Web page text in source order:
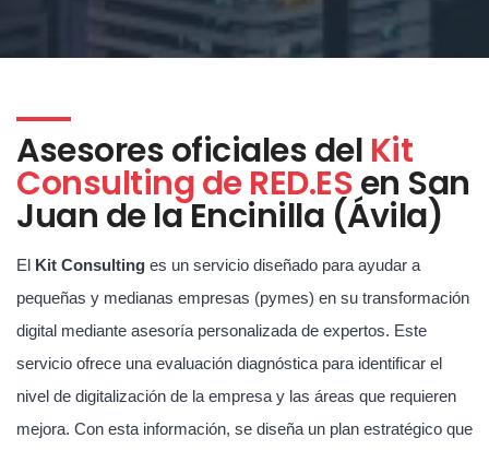
Asesores oficiales del Kit
Consulting de RED.ESen San
Juan de la Encinilla (Ávila)
El Kit Consulting es un servicio diseñado para ayudar a
pequeñas y medianas empresas (pymes) en su transformación
digital mediante asesoría personalizada de expertos. Este
servicio ofrece una evaluación diagnóstica para identificar el
nivel de digitalización de la empresa y las áreas que requieren
mejora. Con esta información, se diseña un plan estratégico que